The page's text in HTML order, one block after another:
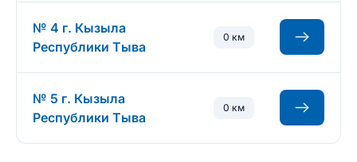
№ 4 г. Кызыла
Республики Тыва
0 км
№ 5 г. Кызыла
Республики Тыва
0 км